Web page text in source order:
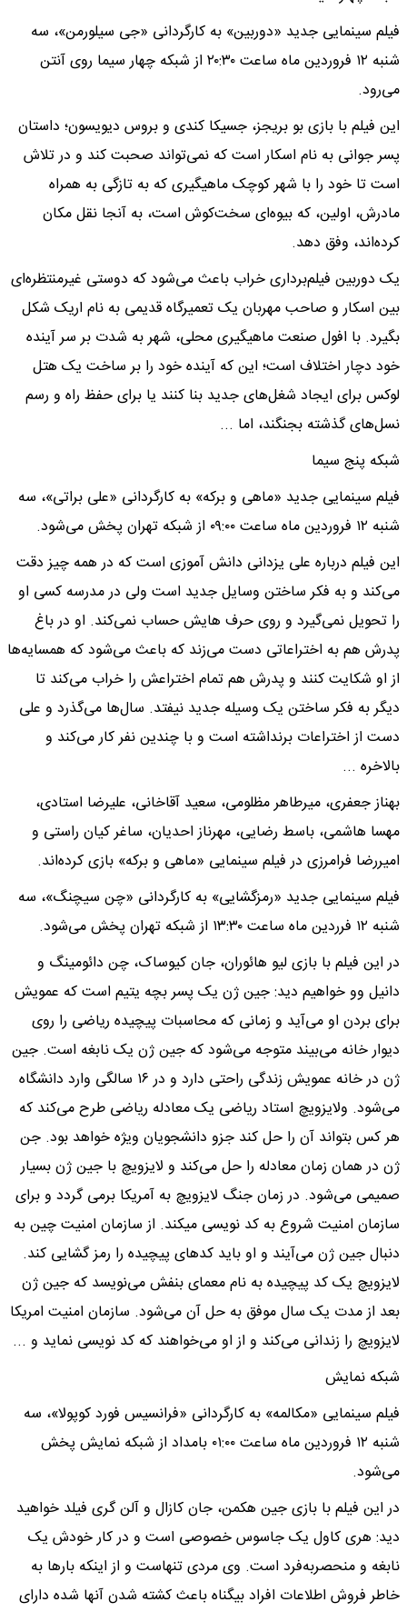
فیلم سینمایی جدید «دوربین» به کارگردانی «جی سیلورمن»، سه
شنبه ۱۲ فروردین ماه ساعت ۲۰:۳۰ از شبکه چهار سیما روی آنتن
می‌رود.
این فیلم با بازی بو بریجز، جسیکا کندی و بروس دیویسون؛ داستان
پسر جوانی به نام اسکار است که نمی‌تواند صحبت کند و در تلاش
است تا خود را با شهر کوچک ماهیگیری که به تازگی به همراه
مادرش، اولین، که بیوه‌ای سخت‌کوش است، به آنجا نقل مکان
کرده‌اند، وفق دهد.
یک دوربین فیلم‌برداری خراب باعث می‌شود که دوستی غیرمنتظره‌ای
بین اسکار و صاحب مهربان یک تعمیرگاه قدیمی به نام اریک شکل
بگیرد. با افول صنعت ماهیگیری محلی، شهر به شدت بر سر آینده
خود دچار اختلاف است؛ این که آینده خود را بر ساخت یک هتل
لوکس برای ایجاد شغل‌های جدید بنا کنند یا برای حفظ راه و رسم
نسل‌های گذشته بجنگند، اما ...
شبکه پنج سیما
فیلم سینمایی جدید «ماهی و برکه» به کارگردانی «علی براتی»، سه
شنبه ۱۲ فروردین ماه ساعت ۰۹:۰۰ از شبکه تهران پخش می‌شود.
این فیلم درباره علی یزدانی دانش آموزی است که در همه چیز دقت
می‌کند و به فکر ساختن وسایل جدید است ولی در مدرسه کسی او
را تحویل نمی‌گیرد و روی حرف هایش حساب نمی‌کند. او در باغ
پدرش هم به اختراعاتی دست می‌زند که باعث می‌شود که همسایه‌ها
از او شکایت کنند و پدرش هم تمام اختراعش را خراب می‌کند تا
دیگر به فکر ساختن یک وسیله جدید نیفتد. سال‌ها می‌گذرد و علی
دست از اختراعات برنداشته است و با چندین نفر کار می‌کند و
بالاخره ...
بهناز جعفری، میرطاهر مظلومی، سعید آقاخانی، علیرضا استادی،
مهسا هاشمی، باسط رضایی، مهرناز احدیان، ساغر کیان راستی و
امیررضا فرامرزی در فیلم سینمایی «ماهی و برکه» بازی کرده‌اند.
فیلم سینمایی جدید «رمزگشایی» به کارگردانی «چن سیچنگ»، سه
شنبه ۱۲ فرردین ماه ساعت ۱۳:۳۰ از شبکه تهران پخش می‌شود.
در این فیلم با بازی لیو هائوران، جان کیوساک، چن دائومینگ و
دانیل وو خواهیم دید: جین ژن یک پسر بچه یتیم است که عمویش
برای بردن او می‌آید و زمانی که محاسبات پیچیده ریاضی را روی
دیوار خانه می‌بیند متوجه می‌شود که جین ژن یک نابغه است. جین
ژن در خانه عمویش زندگی راحتی دارد و در ۱۶ سالگی وارد دانشگاه
می‌شود. ولایزویچ استاد ریاضی یک معادله ریاضی طرح می‌کند که
هر کس بتواند آن را حل کند جزو دانشجویان ویژه خواهد بود. جن
ژن در همان زمان معادله را حل می‌کند و لایزویچ با جین ژن بسیار
صمیمی می‌شود. در زمان جنگ لایزویچ به آمریکا برمی گردد و برای
سازمان امنیت شروع به کد نویسی میکند. از سازمان امنیت چین به
دنبال جین ژن می‌آیند و او باید کد‌های پیچیده را رمز گشایی کند.
لایزویچ یک کد پیچیده به نام معمای بنفش می‌نویسد که جین ژن
بعد از مدت یک سال موفق به حل آن می‌شود. سازمان امنیت امریکا
لایزویچ را زندانی می‌کند و از او می‌خواهند که کد نویسی نماید و ...
شبکه نمایش
فیلم سینمایی «مکالمه» به کارگردانی «فرانسیس فورد کوپولا»، سه
شنبه ۱۲ فروردین ماه ساعت ۰۱:۰۰ بامداد از شبکه نمایش پخش
می‌شود.
در این فیلم با بازی جین هکمن، جان کازال و آلن گری فیلد خواهید
دید: هری کاول یک جاسوس خصوصی است و در کار خودش یک
نابغه و منحصر‌به‌فرد است. وی مردی تنهاست و از اینکه بار‌ها به
خاطر فروش اطلاعات افراد بیگناه باعث کشته شدن آنها شده دارای